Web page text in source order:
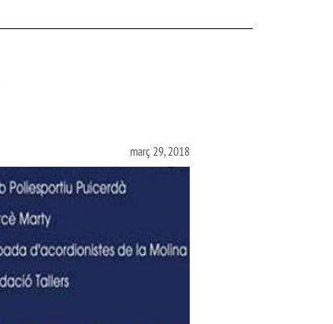
març 29, 2018